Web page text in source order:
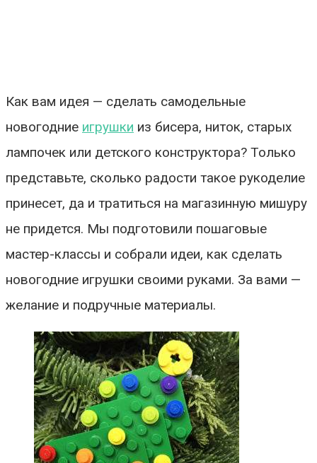
Как вам идея — сделать самодельные
новогодние игрушки из бисера, ниток, старых
лампочек или детского конструктора? Только
представьте, сколько радости такое рукоделие
принесет, да и тратиться на магазинную мишуру
не придется. Мы подготовили пошаговые
мастер-классы и собрали идеи, как сделать
новогодние игрушки своими руками. За вами —
желание и подручные материалы.